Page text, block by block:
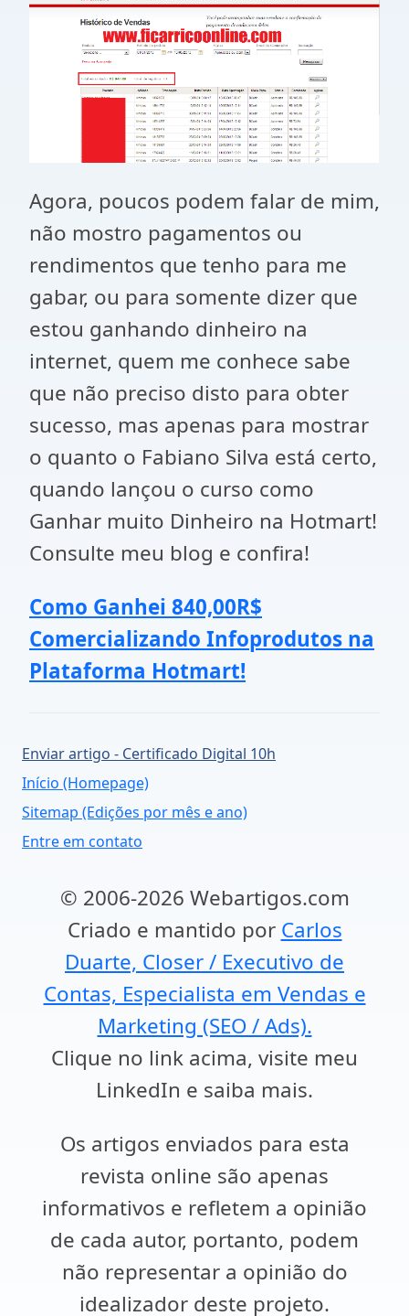
Agora, poucos podem falar de mim,
não mostro pagamentos ou
rendimentos que tenho para me
gabar, ou para somente dizer que
estou ganhando dinheiro na
internet, quem me conhece sabe
que não preciso disto para obter
sucesso, mas apenas para mostrar
o quanto o Fabiano Silva está certo,
quando lançou o curso como
Ganhar muito Dinheiro na Hotmart!
Consulte meu blog e confira!
Como Ganhei 840,00R$
Comercializando Infoprodutos na
Plataforma Hotmart!
Enviar artigo - Certificado Digital 10h
Início (Homepage)
Sitemap (Edições por mês e ano)
Entre em contato
© 2006-2026 Webartigos.com
Criado e mantido por Carlos
Duarte, Closer / Executivo de
Contas, Especialista em Vendas e
Marketing (SEO / Ads).
Clique no link acima, visite meu
LinkedIn e saiba mais.
Os artigos enviados para esta
revista online são apenas
informativos e refletem a opinião
de cada autor, portanto, podem
não representar a opinião do
idealizador deste projeto.